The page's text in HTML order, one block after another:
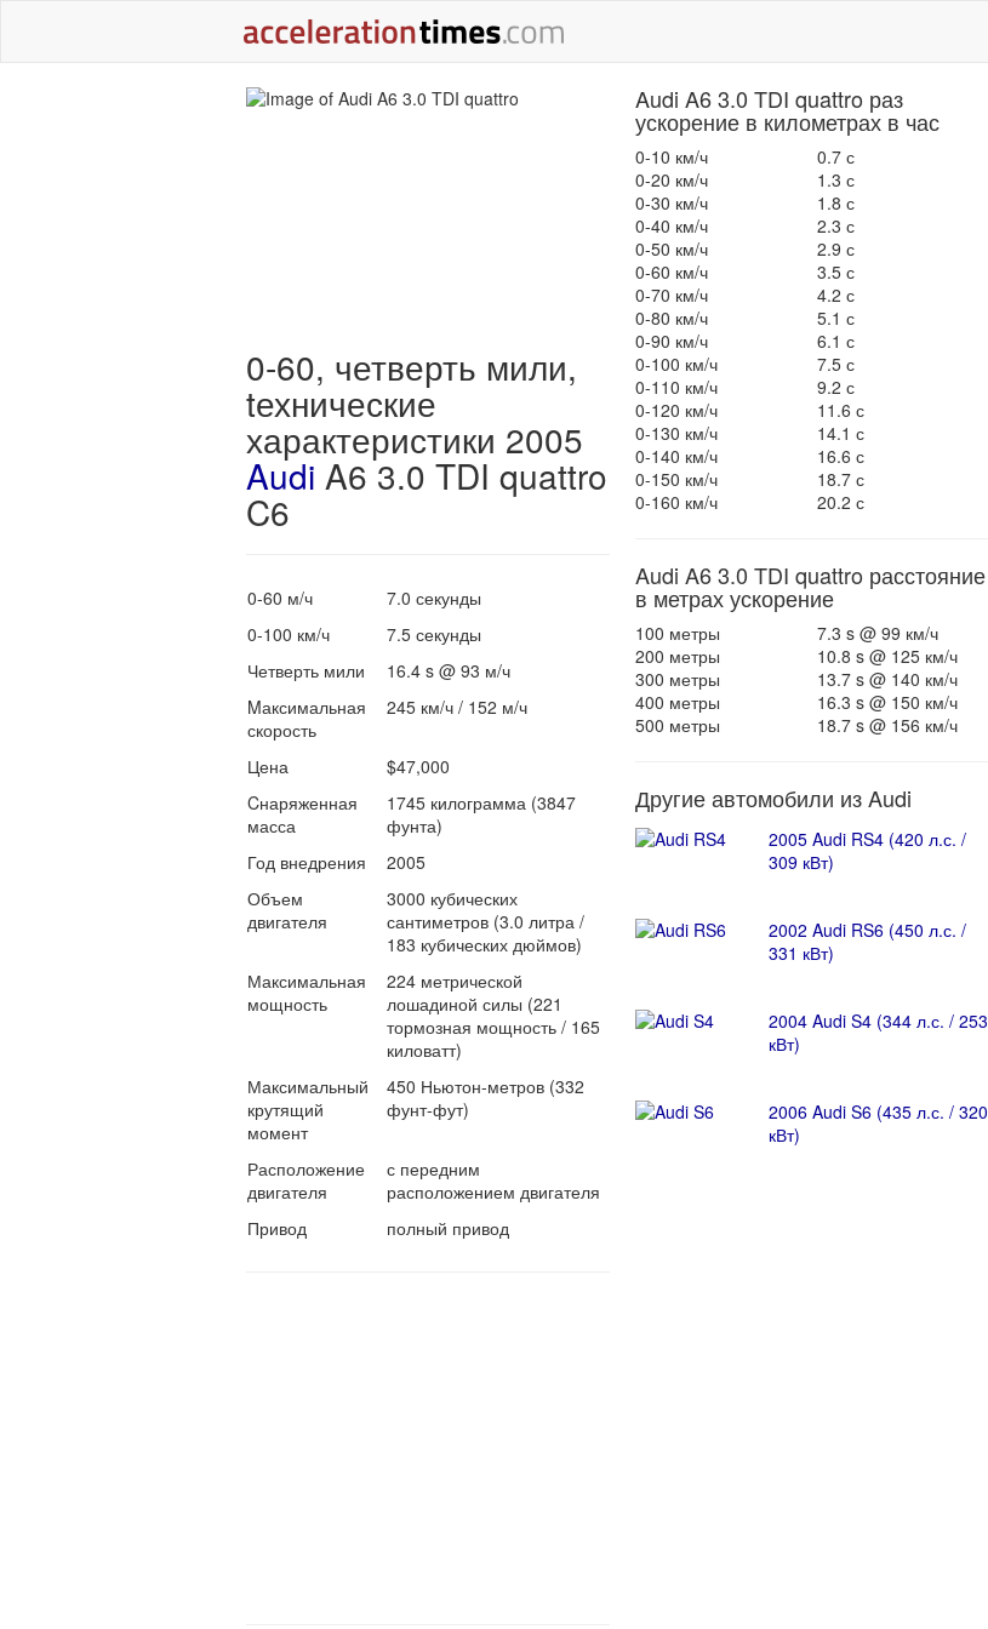
0-60, четверть мили,
tехнические
характеристики 2005
Audi A6 3.0 TDI quattro
C6
0-60 м/ч
7.0 секунды
0-100 км/ч
7.5 секунды
Четверть мили
16.4 s @ 93 м/ч
Mаксимальная
скорость
245 км/ч / 152 м/ч
Цена
$47,000
Cнаряженная
масса
1745 килограмма (3847
фунта)
Год внедрения
2005
Объем
двигателя
3000 кубических
сантиметров (3.0 литра /
183 кубических дюймов)
Максимальная
мощность
224 метрической
лошадиной силы (221
тормозная мощность / 165
киловатт)
Максимальный
крутящий
момент
450 Ньютон-метров (332
фунт-фут)
Расположение
двигателя
с передним
расположением двигателя
Привод
полный привод
Audi A6 3.0 TDI quattro раз
ускорение в километрах в час
0-10 км/ч
0.7 с
0-20 км/ч
1.3 с
0-30 км/ч
1.8 с
0-40 км/ч
2.3 с
0-50 км/ч
2.9 с
0-60 км/ч
3.5 с
0-70 км/ч
4.2 с
0-80 км/ч
5.1 с
0-90 км/ч
6.1 с
0-100 км/ч
7.5 с
0-110 км/ч
9.2 с
0-120 км/ч
11.6 с
0-130 км/ч
14.1 с
0-140 км/ч
16.6 с
0-150 км/ч
18.7 с
0-160 км/ч
20.2 с
Audi A6 3.0 TDI quattro расстояние
в метрах ускорение
100 метры
7.3 s @ 99 км/ч
200 метры
10.8 s @ 125 км/ч
300 метры
13.7 s @ 140 км/ч
400 метры
16.3 s @ 150 км/ч
500 метры
18.7 s @ 156 км/ч
Другие автомобили из Audi
2005 Audi RS4 (420 л.с. /
309 кВт)
2002 Audi RS6 (450 л.с. /
331 кВт)
2004 Audi S4 (344 л.с. / 253
кВт)
2006 Audi S6 (435 л.с. / 320
кВт)